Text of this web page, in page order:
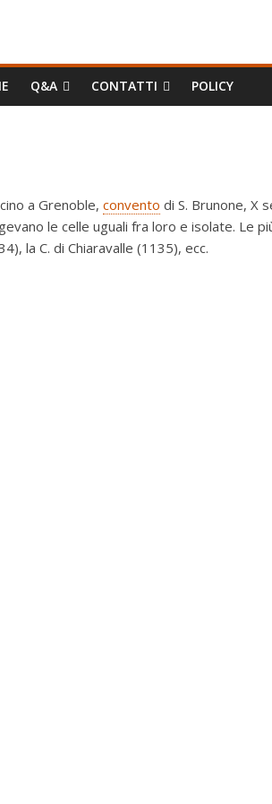
Q&A CONTATTI POLICY
a Grenoble, convento di S. Brunone, X
le celle uguali fra loro e isolate. Le
la C. di Chiaravalle (1135), ecc.